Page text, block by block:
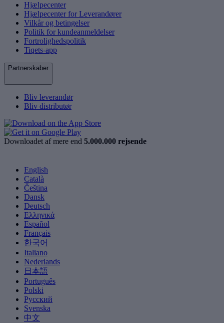
Hjælpecenter
Hjælpecenter for Leverandører
Vilkår og betingelser
Politik for kundeanmeldelser
Fortrolighedspolitik
Tiqets-app
Partnerskaber
Bliv leverandør
Bliv distributør
Downloadet af mere end 5.000.000 rejsende
English
Català
Čeština
Dansk
Deutsch
Ελληνικά
Español
Français
한국어
Italiano
Nederlands
日本語
Português
Polski
Русский
Svenska
中文